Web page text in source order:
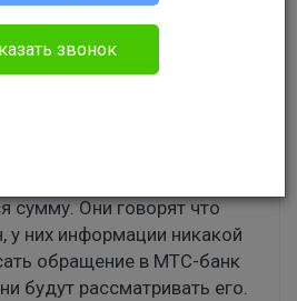
в МТС в кредит
сумму. Они говорят что
у них информации никакой
обращение в МТС-банк
будут рассматривать его.
звонок